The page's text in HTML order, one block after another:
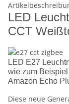
LED
CCT
LED E27
wie zum
Amazon Echo
Diese neue